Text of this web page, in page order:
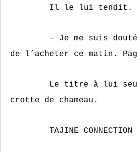
Il le lui tendit.
– Je me suis douté
de l’acheter ce matin.
Le titre à lui seul
crotte de chameau.
TAJINE CONNECTION